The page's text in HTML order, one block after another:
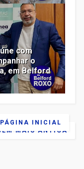
com
o
em Belford
MAIS ANTIGA
PÁGINA INICIAL